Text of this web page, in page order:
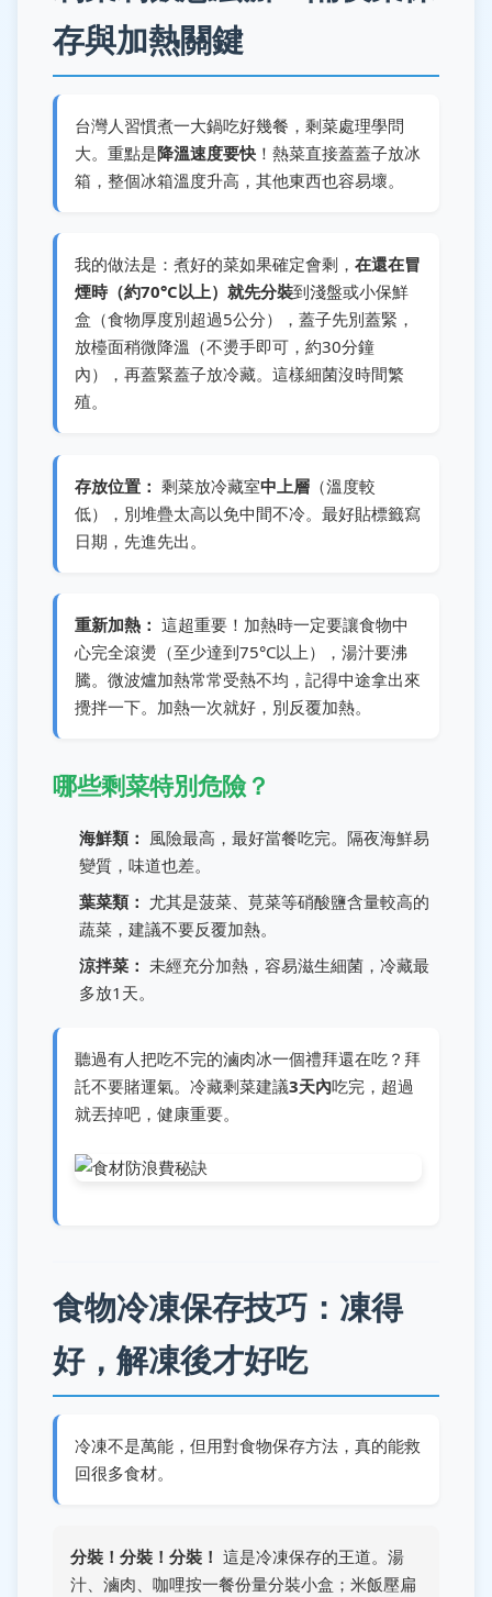
存與加熱關鍵
台灣人習慣煮一大鍋吃好幾餐，剩菜處理學問
大。重點是降溫速度要快 ！熱菜直接蓋蓋子放冰
箱，整個冰箱溫度升高，其他東西也容易壞。
我的做法是：煮好的菜如果確定會剩， 在還在冒
煙時（約70°C以上）就先分裝到淺盤或小保鮮
盒（食物厚度別超過5公分），蓋子先別蓋緊，
放檯面稍微降溫（不燙手即可，約30分鐘
內），再蓋緊蓋子放冷藏。這樣細菌沒時間繁
殖。
存放位置： 剩菜放冷藏室中上層 （溫度較
低），別堆疊太高以免中間不冷。最好貼標籤寫
日期，先進先出。
重新加熱： 這超重要！加熱時一定要讓食物中
心完全滾燙（至少達到75°C以上），湯汁要沸
騰。微波爐加熱常常受熱不均，記得中途拿出來
攪拌一下。加熱一次就好，別反覆加熱。
哪些剩菜特別危險？
海鮮類： 風險最高，最好當餐吃完。隔夜海鮮易
變質，味道也差。
葉菜類： 尤其是菠菜、莧菜等硝酸鹽含量較高的
蔬菜，建議不要反覆加熱。
涼拌菜： 未經充分加熱，容易滋生細菌，冷藏最
多放1天。
聽過有人把吃不完的滷肉冰一個禮拜還在吃？拜
託不要賭運氣。冷藏剩菜建議3天內吃完，超過
就丟掉吧，健康重要。
食物冷凍保存技巧：凍得
好，解凍後才好吃
冷凍不是萬能，但用對食物保存方法，真的能救
回很多食材。
分裝！分裝！分裝！ 這是冷凍保存的王道。湯
汁、滷肉、咖哩按一餐份量分裝小盒；米飯壓扁